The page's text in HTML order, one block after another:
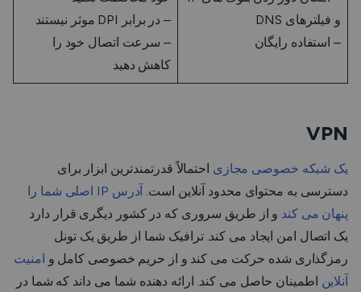
و فیلترهای DNS
– استفاده رایگان
– در برابر DPI موثر نیستند
– سرعت اتصال خود را
کاهش دهید
VPN
یک شبکه خصوصی مجازی احتمالاً قدرتمندترین ابزار برای
دسترسی به محتوای محدود آنلاین است.
آدرس IP اصلی شما را
پنهان می کند و از طریق سروری که در کشور دیگری قرار دارد
یک اتصال امن ایجاد می کند. ترافیک شما از طریق یک تونل
رمزگذاری شده حرکت می کند و از حریم خصوصی کامل و امنیت
آنلاین اطمینان حاصل می کند. ارائه دهنده شما می داند که شما در